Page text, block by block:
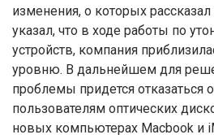
изменения, о которых
указал, что в ходе работы по
устройств, компания
уровню. В дальнейшем для
проблемы придется отказаться
пользователям оптических
новых компьютерах Macbook и